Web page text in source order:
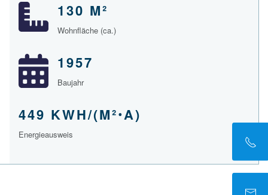
130 M²
Wohnfläche (ca.)
1957
Baujahr
449 KWH/(M²ꞏA)
Energieausweis